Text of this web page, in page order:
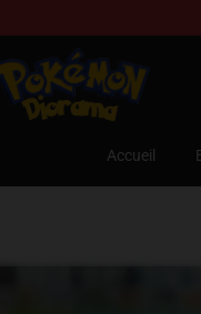
Best Store of
Accueil